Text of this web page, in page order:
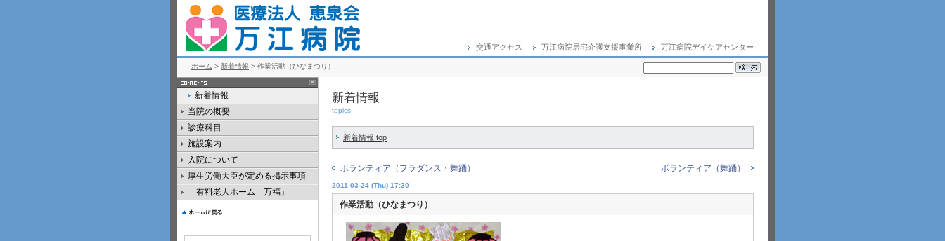
交通アクセス 万江病院居宅介護支援事業所 万江病院デイケアセンター
ホーム > 新着情報 > 作業活動（ひなまつり）
新着情報
topics
新着情報 top
ボランティア（フラダンス・舞踊） ボランティア（舞踊）
2011-03-24 (Thu) 17:30
作業活動（ひなまつり）
新着情報
当院の概要
診療科目
施設案内
入院について
厚生労働大臣が定める掲示事項
「有料老人ホーム 万福」